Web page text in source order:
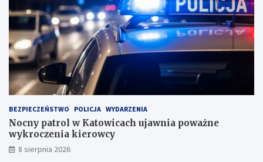
BEZPIECZEŃSTWO POLICJA WYDARZENIA
Nocny patrol w Katowicach ujawnia poważne
wykroczenia kierowcy
8 sierpnia 2026